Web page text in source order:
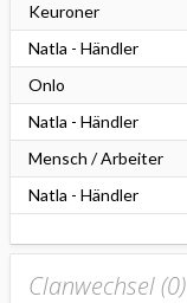
Keuroner
Natla - Händler
Onlo
Natla - Händler
Mensch / Arbeiter
Natla - Händler
Clanwechsel (0)